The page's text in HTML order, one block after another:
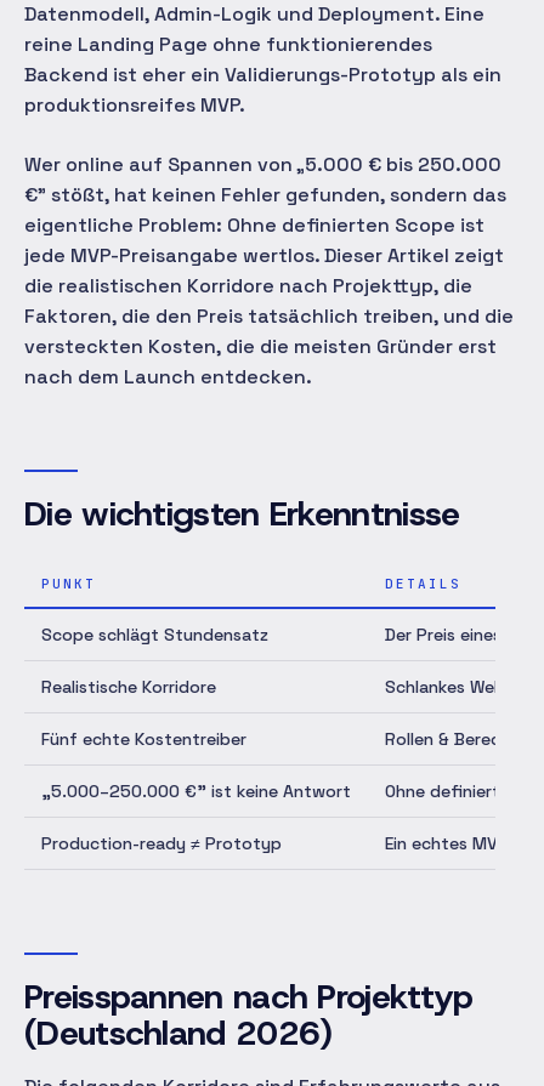
Datenmodell, Admin-Logik und Deployment. Eine
reine Landing Page ohne funktionierendes
Backend ist eher ein Validierungs-Prototyp als ein
produktionsreifes MVP.
Wer online auf Spannen von „5.000 € bis 250.000
€" stößt, hat keinen Fehler gefunden, sondern das
eigentliche Problem: Ohne definierten Scope ist
jede MVP-Preisangabe wertlos. Dieser Artikel zeigt
die realistischen Korridore nach Projekttyp, die
Faktoren, die den Preis tatsächlich treiben, und die
versteckten Kosten, die die meisten Gründer erst
nach dem Launch entdecken.
Die wichtigsten Erkenntnisse
PUNKT DETAILS
Scope schlägt Stundensatz Der Preis eines
Realistische Korridore Schlankes Web-
Fünf echte Kostentreiber Rollen &
„5.000–250.000 €" ist keine Antwort Ohne definierten
Production-ready ≠ Prototyp Ein echtes MVP
Preisspannen nach Projekttyp
(Deutschland 2026)